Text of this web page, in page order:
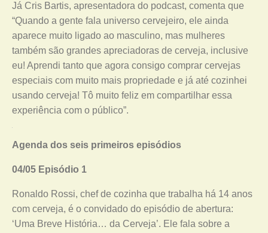
Já Cris Bartis, apresentadora do podcast, comenta que
“Quando a gente fala universo cervejeiro, ele ainda
aparece muito ligado ao masculino, mas mulheres
também são grandes apreciadoras de cerveja, inclusive
eu! Aprendi tanto que agora consigo comprar cervejas
especiais com muito mais propriedade e já até cozinhei
usando cerveja! Tô muito feliz em compartilhar essa
experiência com o público”.
Agenda dos seis primeiros episódios
04/05 Episódio 1
Ronaldo Rossi, chef de cozinha que trabalha há 14 anos
com cerveja, é o convidado do episódio de abertura:
‘Uma Breve História… da Cerveja’. Ele fala sobre a